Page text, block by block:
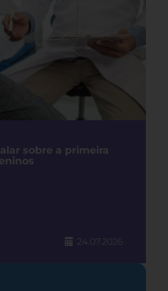
sobre a primeira
24.07.2026